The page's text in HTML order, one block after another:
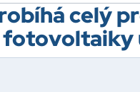
celý
fotovoltaiky